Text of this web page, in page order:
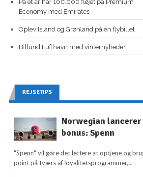
På ét år har 160.000 fløjet på Premium
Economy med Emirates
Oplev Island og Grønland på én flybillet
Billund Lufthavn med vinternyheder
REJSETIPS
Norwegian lancerer
bonus: Spenn
"Spenn" vil gøre det lettere at optjene og
point på tværs af loyalitetsprogrammer,...